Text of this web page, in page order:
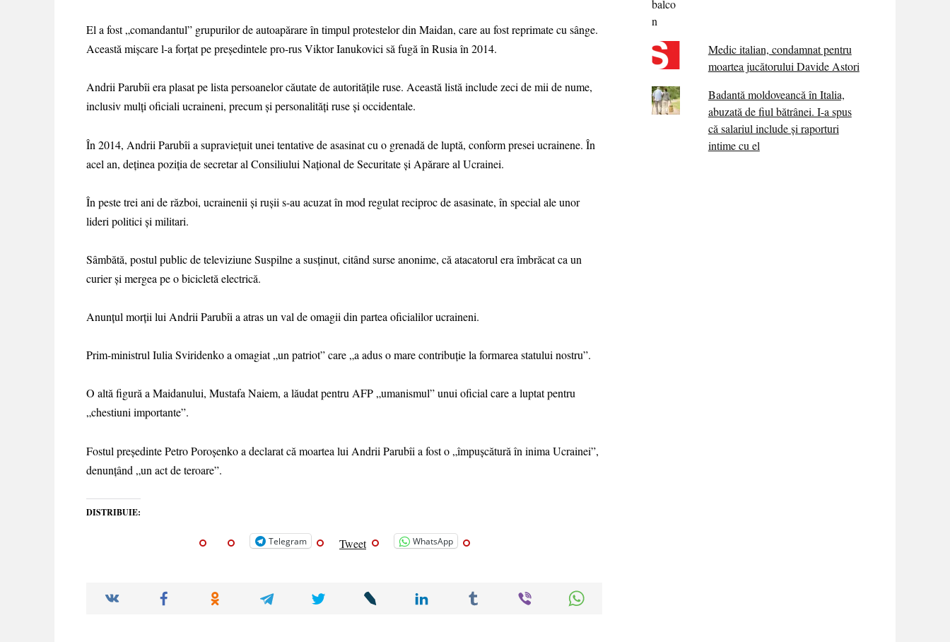
El a fost „comandantul” grupurilor de autoapărare în timpul protestelor din Maidan, care au fost reprimate cu sânge.
Această mișcare l-a forțat pe președintele pro-rus Viktor Ianukovici să fugă în Rusia în 2014.
Andrii Parubîi era plasat pe lista persoanelor căutate de autoritățile ruse. Această listă include zeci de mii de nume,
inclusiv mulți oficiali ucraineni, precum și personalități ruse și occidentale.
În 2014, Andrii Parubîi a supraviețuit unei tentative de asasinat cu o grenadă de luptă, conform presei ucrainene. În
acel an, deținea poziția de secretar al Consiliului Național de Securitate și Apărare al Ucrainei.
În peste trei ani de război, ucrainenii și rușii s-au acuzat în mod regulat reciproc de asasinate, în special ale unor
lideri politici și militari.
Sâmbătă, postul public de televiziune Suspilne a susținut, citând surse anonime, că atacatorul era îmbrăcat ca un
curier și mergea pe o bicicletă electrică.
Anunțul morții lui Andrii Parubîi a atras un val de omagii din partea oficialilor ucraineni.
Prim-ministrul Iulia Sviridenko a omagiat „un patriot” care „a adus o mare contribuție la formarea statului nostru”.
O altă figură a Maidanului, Mustafa Naiem, a lăudat pentru AFP „umanismul” unui oficial care a luptat pentru
„chestiuni importante”.
Fostul președinte Petro Poroșenko a declarat că moartea lui Andrii Parubîi a fost o „împușcătură în inima Ucrainei”,
denunțând „un act de teroare”.
DISTRIBUIE:
Telegram Tweet WhatsApp
Medic italian, condamnat pentru
moartea jucătorului Davide Astori
Badantă moldoveancă în Italia,
abuzată de fiul bătrânei. I-a spus
că salariul include și raporturi
intime cu el